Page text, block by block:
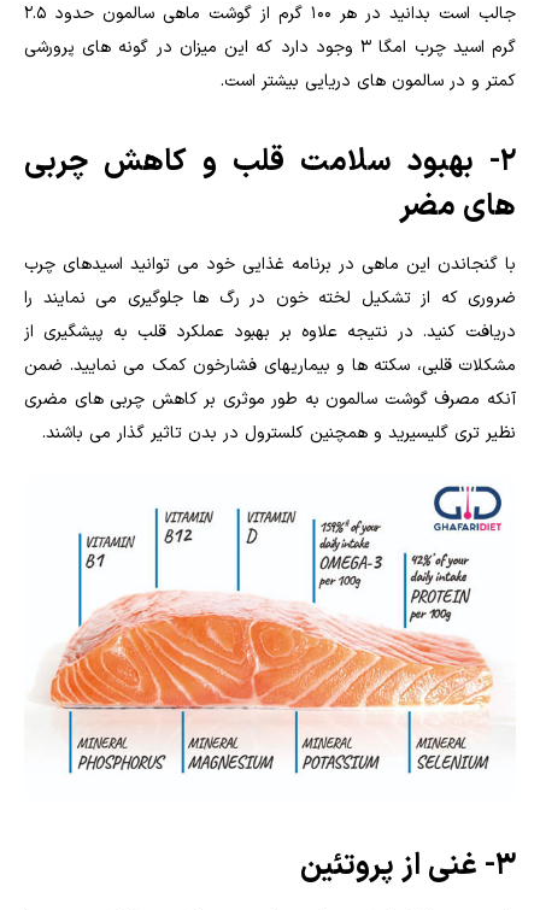
جالب است بدانید در هر ۱۰۰ گرم از گوشت ماهی سالمون حدود ۲.۵
گرم اسید چرب امگا ۳ وجود دارد که این میزان در گونه های پرورشی
کمتر و در سالمون های دریایی بیشتر است.
۲- بهبود سلامت قلب و کاهش چربی
های مضر
با گنجاندن این ماهی در برنامه غذایی خود می توانید اسیدهای چرب
ضروری که از تشکیل لخته خون در رگ ها جلوگیری می نمایند را
دریافت کنید. در نتیجه علاوه بر بهبود عملکرد قلب به پیشگیری از
مشکلات قلبی، سکته ها و بیماریهای فشارخون کمک می نمایید. ضمن
آنکه مصرف گوشت سالمون به طور موثری بر کاهش چربی های مضری
نظیر تری گلیسیرید و همچنین کلسترول در بدن تاثیر گذار می باشند.
۳- غنی از پروتئین